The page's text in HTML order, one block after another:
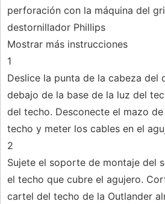
perforación con la máquina del
destornillador Phillips
Mostrar más instrucciones
1
Deslice la punta de la cabeza del
debajo de la base de la luz del
del techo. Desconecte el mazo
techo y meter los cables en el
2
Sujete el soporte de montaje del
el techo que cubre el agujero.
cartel del techo de la Outlander